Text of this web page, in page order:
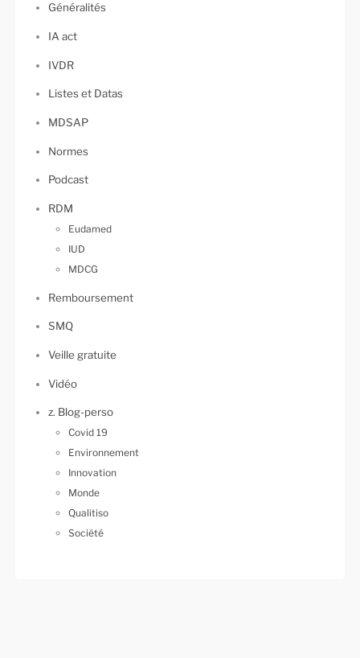
Généralités
IA act
IVDR
Listes et Datas
MDSAP
Normes
Podcast
RDM
Eudamed
IUD
MDCG
Remboursement
SMQ
Veille gratuite
Vidéo
z. Blog-perso
Covid 19
Environnement
Innovation
Monde
Qualitiso
Société